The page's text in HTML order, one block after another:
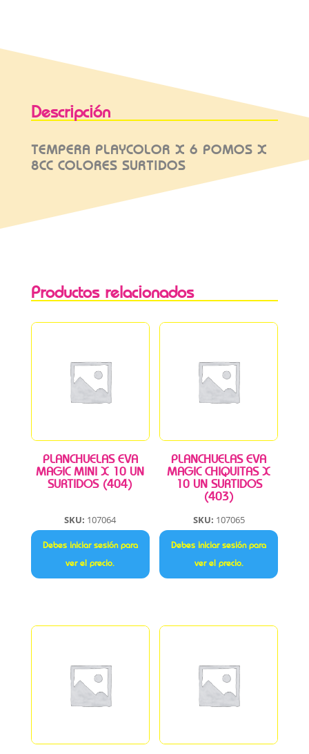
Descripción
TEMPERA PLAYCOLOR X 6 POMOS X
8CC COLORES SURTIDOS
Productos relacionados
PLANCHUELAS EVA
MAGIC MINI X 10 UN
SURTIDOS (404)
SKU: 107064
Debes iniciar sesión para
ver el precio.
PLANCHUELAS EVA
MAGIC CHIQUITAS X
10 UN SURTIDOS
(403)
SKU: 107065
Debes iniciar sesión para
ver el precio.